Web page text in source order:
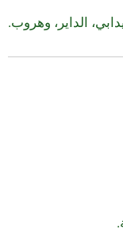
الداير، وهروب.